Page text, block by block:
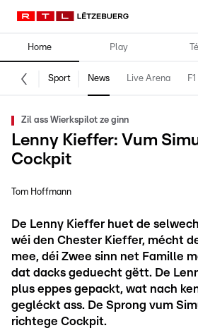
Home Play
Sport News Live Arena F1
Zil ass Wierkspilot ze ginn
Lenny Kieffer: Vum
Cockpit
Tom Hoffmann
De Lenny Kieffer huet de
wéi den Chester Kieffer, mécht
mee, déi Zwee sinn net Famille
dat dacks geduecht gëtt. De
plus eppes gepackt, wat nach
gegléckt ass. De Sprong vum
richtege Cockpit.